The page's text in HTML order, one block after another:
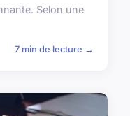
Selon une
7 min de lecture →